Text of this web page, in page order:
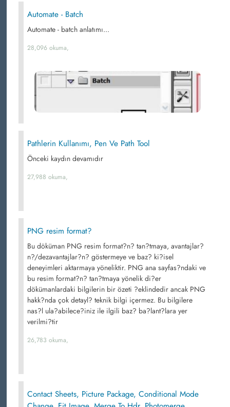
Automate - Batch
Automate - batch anlatımı...
28,096 okuma,
Pathlerin Kullanımı, Pen Ve Path Tool
Önceki kaydın devamıdır
27,988 okuma,
PNG resim format?
Bu döküman PNG resim format?n? tan?tmaya, avantajlar?
n?/dezavantajlar?n? göstermeye ve baz? ki?isel
deneyimleri aktarmaya yöneliktir. PNG ana sayfas?ndaki ve
bu resim format?n? tan?tmaya yönelik di?er
dökümanlardaki bilgilerin bir özeti ?eklindedir ancak PNG
hakk?nda çok detayl? teknik bilgi içermez. Bu bilgilere
nas?l ula?abilece?iniz ile ilgili baz? ba?lant?lara yer
verilmi?tir
26,783 okuma,
Contact Sheets, Picture Package, Conditional Mode